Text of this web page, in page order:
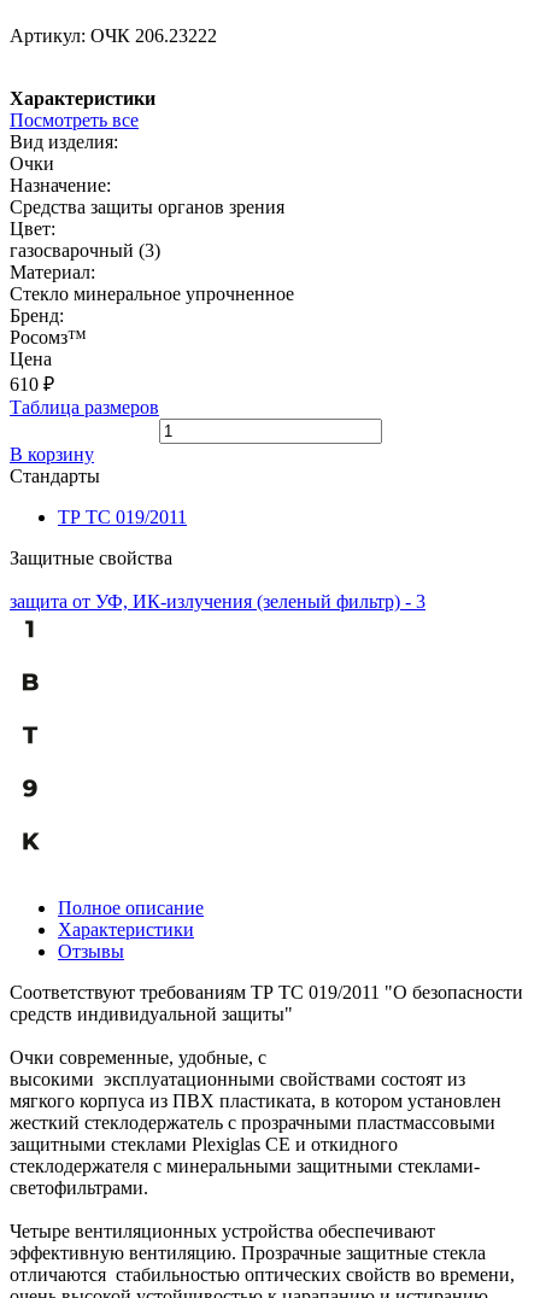
Артикул: ОЧК 206.23222
Характеристики
Посмотреть все
Вид изделия:
Очки
Назначение:
Средства защиты органов зрения
Цвет:
газосварочный (3)
Материал:
Стекло минеральное упрочненное
Бренд:
Росомз™
Цена
610 ₽
Таблица размеров
В корзину
Стандарты
ТР ТС 019/2011
Защитные свойства
защита от УФ, ИК-излучения (зеленый фильтр) - 3
Полное описание
Характеристики
Отзывы
Соответствуют требованиям ТР ТС 019/2011 "О безопасности
средств индивидуальной защиты"
Очки современные, удобные, с
высокими эксплуатационными свойствами состоят из
мягкого корпуса из ПВХ пластиката, в котором установлен
жесткий стеклодержатель с прозрачными пластмассовыми
защитными стеклами Plexiglas CE и откидного
стеклодержателя с минеральными защитными стеклами-
светофильтрами.
Четыре вентиляционных устройства обеспечивают
эффективную вентиляцию. Прозрачные защитные стекла
отличаются стабильностью оптических свойств во времени,